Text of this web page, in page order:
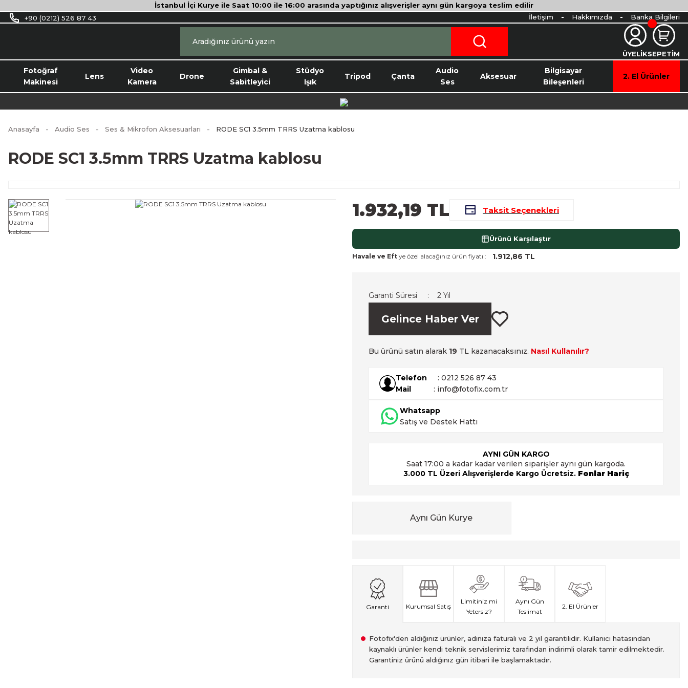
İstanbul İçi Kurye ile Saat 10:00 ile 16:00 arasında yaptığınız alışverişler aynı gün kargoya teslim edilir
+90 (0212) 526 87 43
İletişim Hakkımızda Banka Bilgileri
ÜYELİKSEPETİM
Fotoğraf
Makinesi
Lens
Video
Kamera
Drone
Gimbal &
Sabitleyici
Stüdyo
Işık
Tripod Çanta
Audio
Ses
Aksesuar
Bilgisayar
Bileşenleri
2. El Ürünler
Anasayfa Audio Ses Ses & Mikrofon Aksesuarları RODE SC1 3.5mm TRRS Uzatma kablosu
RODE SC1 3.5mm TRRS Uzatma kablosu
1.932,19 TL Taksit Seçenekleri
Ürünü Karşılaştır
Havale ve Eft'ye özel alacağınız ürün fiyatı : 1.912,86 TL
Garanti Süresi 2 Yıl
Gelince Haber Ver
Bu ürünü satın alarak 19 TL kazanacaksınız. Nasıl Kullanılır?
Telefon
: 0212 526 87 43
Mail
: info@fotofix.com.tr
Whatsapp
Satış ve Destek Hattı
AYNI GÜN KARGO
Saat 17:00 a kadar kadar verilen siparişler aynı gün kargoda.
3.000 TL Üzeri Alışverişlerde Kargo Ücretsiz. Fonlar Hariç
Aynı Gün Kurye
Garanti Kurumsal Satış
Limitiniz mi
Yetersiz?
Aynı Gün
Teslimat
2. El Ürünler
Fotofix'den aldığınız ürünler, adınıza faturalı ve 2 yıl garantilidir. Kullanıcı hatasından
kaynaklı ürünler kendi teknik servislerimiz tarafından indirimli olarak tamir edilmektedir.
Garantiniz ürünü aldığınız gün itibari ile başlamaktadır.